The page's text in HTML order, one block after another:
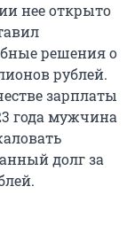
нее открыто
решения о
рублей.
зарплаты
года мужчина
долг за